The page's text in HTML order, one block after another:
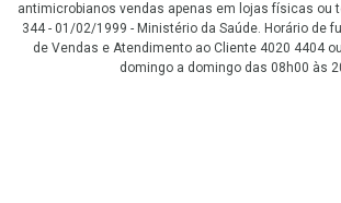
antimicrobianos vendas apenas em lojas físicas ou
344 - 01/02/1999 - Ministério da Saúde. Horário de
de Vendas e Atendimento ao Cliente 4020 4404
domingo a domingo das 08h00 às